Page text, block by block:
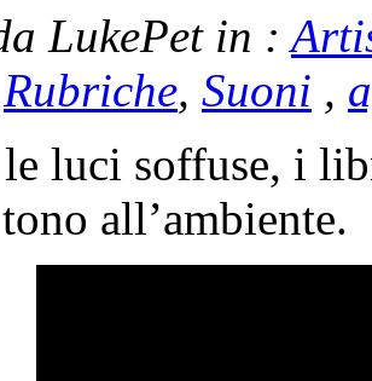
LukePet in :
Rubriche, Suoni ,
le luci soffuse, i
all’ambiente.